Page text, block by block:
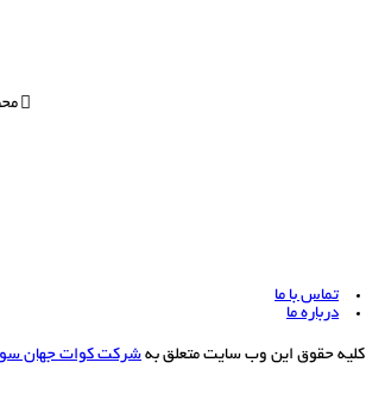
تماس با ما
درباره ما
کلیه حقوق این وب سایت متعلق بهشرکت کوات جهان